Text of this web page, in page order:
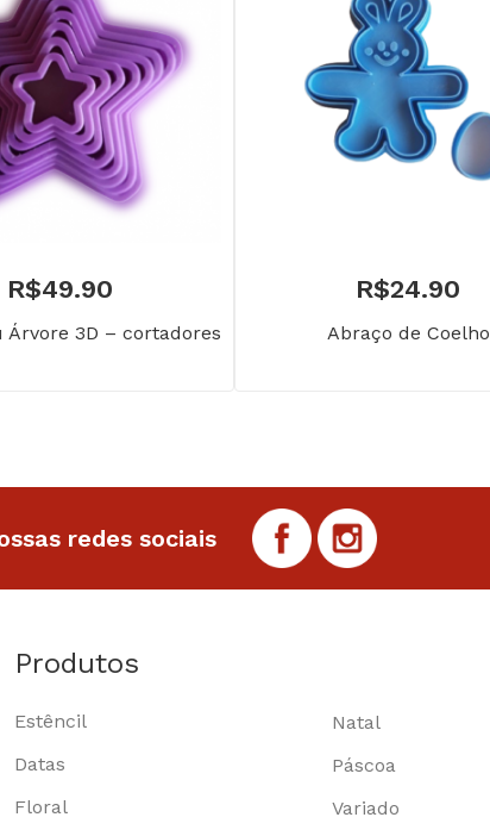
R$49.90
Árvore 3D – cortadores
R$24.90
Abraço de Coelho
redes sociais
Produtos
Estêncil
Datas
Floral
Natal
Páscoa
Variado